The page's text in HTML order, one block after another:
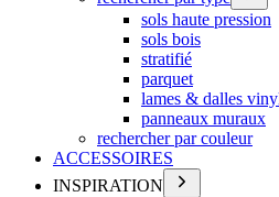
sols haute pression
sols bois
stratifié
parquet
lames & dalles
panneaux muraux
rechercher par couleur
ACCESSOIRES
INSPIRATION